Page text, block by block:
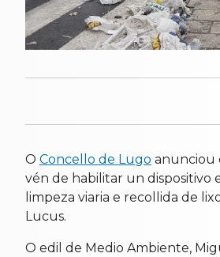
O Concello de Lugo anunciou
vén de habilitar un dispositivo
limpeza viaria e recollida de
Lucus.
O edil de Medio Ambiente,